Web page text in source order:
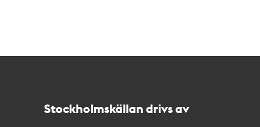
Stockholmskällan drivs av